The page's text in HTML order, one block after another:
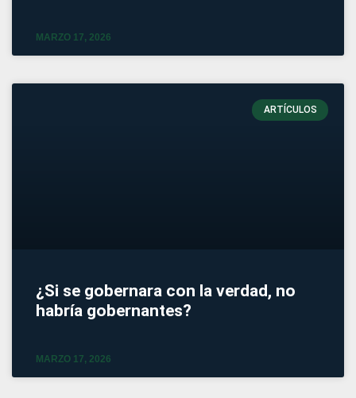
MARZO 17, 2026
ARTÍCULOS
¿Si se gobernara con la verdad, no
habría gobernantes?
MARZO 17, 2026